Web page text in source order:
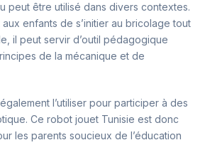
peut être utilisé dans divers contextes.
enfants de s’initier au bricolage tout
il peut servir d’outil pédagogique
de la mécanique et de
l’utiliser pour participer à des
Ce robot jouet Tunisie est donc
les parents soucieux de l’éducation